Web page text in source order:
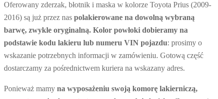
Oferowany zderzak, błotnik i maska w kolorze Toyota Prius (2009-
2016) są już przez nas polakierowane na dowolną wybraną
barwę, zwykle oryginalną. Kolor powłoki dobieramy na
podstawie kodu lakieru lub numeru VIN pojazdu: prosimy o
wskazanie potrzebnych informacji w zamówieniu. Gotową część
dostarczamy za pośrednictwem kuriera na wskazany adres.
Ponieważ mamy na wyposażeniu swoją komorę lakierniczą,